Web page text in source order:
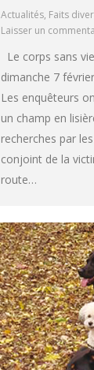
Actualités, Faits
Laisser un
Le corps sans
dimanche 7
Les enquêteurs
un champ en
recherches par
conjoint de la
route…